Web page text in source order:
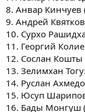
8. Анвар Кинчуев
9. Андрей
10. Сурхо
11. Георгий
12. Сослан Кошты
13. Зелимхан
14. Руслан
15. Юсуп
16. Бады Монгуш